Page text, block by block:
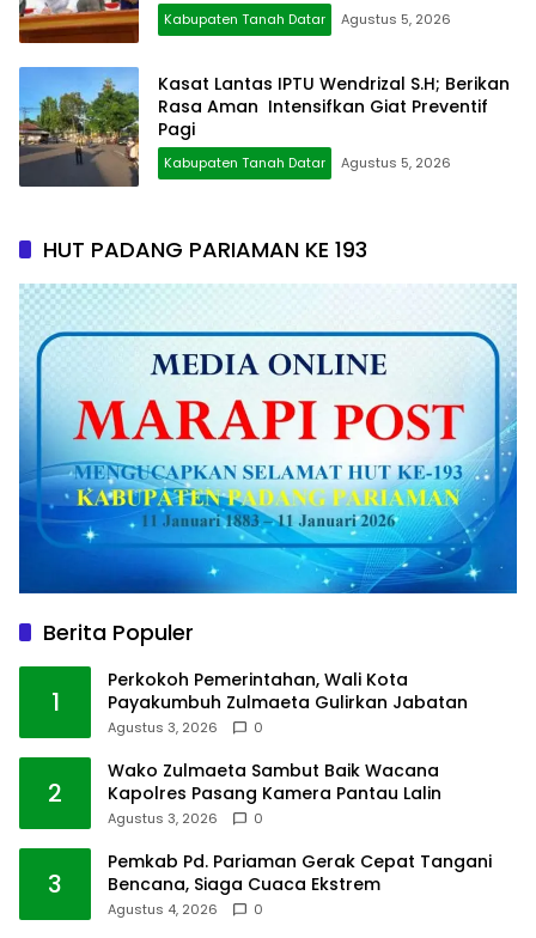
Kabupaten Tanah Datar Agustus 5, 2026
Kasat Lantas IPTU Wendrizal S.H; Berikan
Rasa Aman Intensifkan Giat Preventif
Pagi
Kabupaten Tanah Datar Agustus 5, 2026
HUT PADANG PARIAMAN KE 193
Berita Populer
1
Perkokoh Pemerintahan, Wali Kota
Payakumbuh Zulmaeta Gulirkan Jabatan
Agustus 3, 2026 0
2
Wako Zulmaeta Sambut Baik Wacana
Kapolres Pasang Kamera Pantau Lalin
Agustus 3, 2026 0
3
Pemkab Pd. Pariaman Gerak Cepat Tangani
Bencana, Siaga Cuaca Ekstrem
Agustus 4, 2026 0